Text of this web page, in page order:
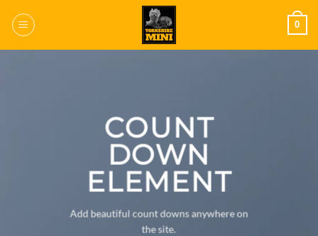
0
COUNT
DOWN
ELEMENT
Add beautiful count downs anywhere on
the site.